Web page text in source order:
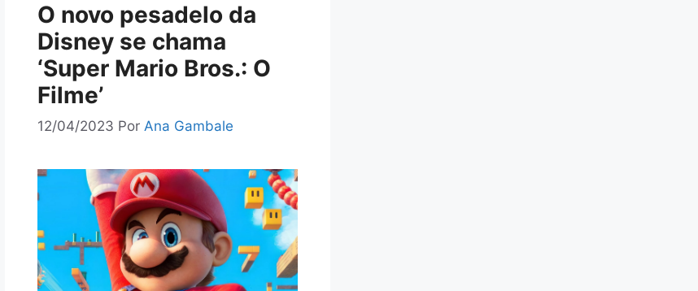
O novo pesadelo da
Disney se chama
‘Super Mario Bros.: O
Filme’
12/04/2023 Por Ana Gambale